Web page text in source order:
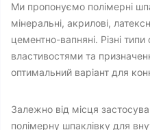
Ми пропонуємо полімерні
мінеральні, акрилові,
цементно-вапняні. Різні
властивостями та
оптимальний варіант для
Залежно від місця
полімерну шпаклівку для